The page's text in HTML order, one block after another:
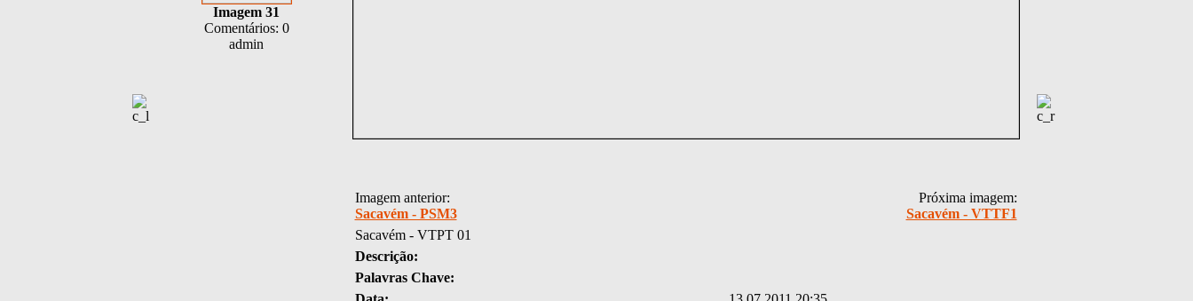
Imagem 31
Comentários: 0
admin
Imagem anterior:
Sacavém - PSM3
Próxima imagem:
Sacavém - VTTF1
Sacavém - VTPT 01
Descrição:
Palavras Chave: